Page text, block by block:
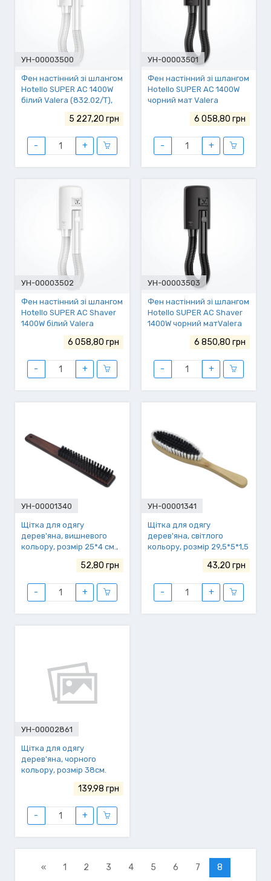
УН-00003500
Фен настінний зі шлангом
Hotello SUPER AC 1400W
білий Valera (832.02/T),
5 227,20 грн
- +
УН-00003501
Фен настінний зі шлангом
Hotello SUPER AC 1400W
чорний мат Valera
(832.02/T matt-black),
6 058,80 грн
- +
УН-00003502
Фен настінний зі шлангом
Hotello SUPER AC Shaver
1400W білий Valera
(832.02/RT), ящ.4
6 058,80 грн
- +
УН-00003503
Фен настінний зі шлангом
Hotello SUPER AC Shaver
1400W чорний матValera
(832.02/RT matt-black),
6 850,80 грн
- +
УН-00001340
Щітка для одягу
дерев'яна, вишневого
кольору, розмір 25*4 см.,
52,80 грн
- +
УН-00001341
Щітка для одягу
дерев'яна, світлого
кольору, розмір 29,5*5*1,5
43,20 грн
- +
УН-00002861
Щітка для одягу
дерев'яна, чорного
кольору, розмір 38см.
139,98 грн
- +
« 1 2 3 4 5 6 7
8